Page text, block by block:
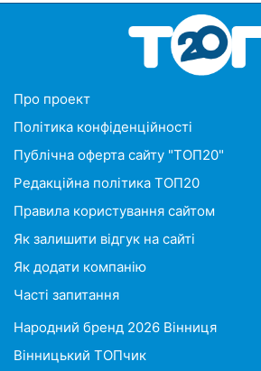
Про проект
Політика конфіденційності
Публічна оферта сайту "ТОП20"
Редакційна політика ТОП20
Правила користування сайтом
Як залишити відгук на сайті
Як додати компанію
Часті запитання
Народний бренд 2026 Вінниця
Вінницький ТОПчик